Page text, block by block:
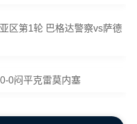
区第1轮 巴格达警察vs萨德
0闷平克雷莫内塞